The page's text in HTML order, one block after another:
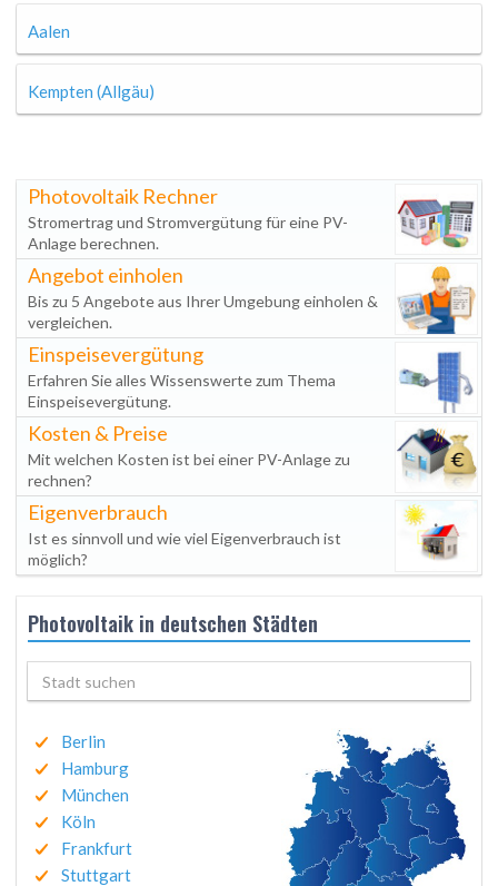
Aalen
Kempten (Allgäu)
Photovoltaik Rechner
Stromertrag und Stromvergütung für eine PV-
Anlage berechnen.
Angebot einholen
Bis zu 5 Angebote aus Ihrer Umgebung einholen &
vergleichen.
Einspeisevergütung
Erfahren Sie alles Wissenswerte zum Thema
Einspeisevergütung.
Kosten & Preise
Mit welchen Kosten ist bei einer PV-Anlage zu
rechnen?
Eigenverbrauch
Ist es sinnvoll und wie viel Eigenverbrauch ist
möglich?
Photovoltaik in deutschen Städten
Berlin
Hamburg
München
Köln
Frankfurt
Stuttgart